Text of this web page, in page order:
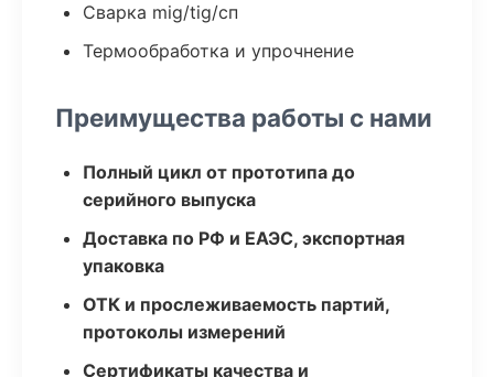
Сварка mig/tig/сп
Термообработка и упрочнение
Преимущества работы с нами
Полный цикл от прототипа до
серийного выпуска
Доставка по РФ и ЕАЭС, экспортная
упаковка
ОТК и прослеживаемость партий,
протоколы измерений
Сертификаты качества и